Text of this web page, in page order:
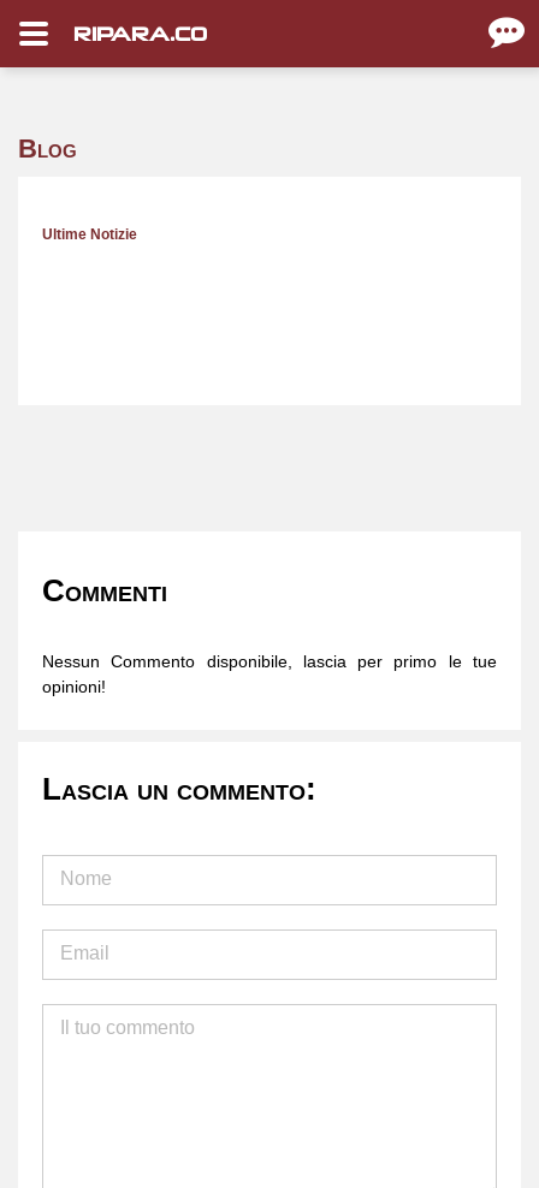
RIPARA.CO
Blog
Ultime Notizie
Commenti
Nessun Commento disponibile, lascia per primo le tue
opinioni!
Lascia un commento: